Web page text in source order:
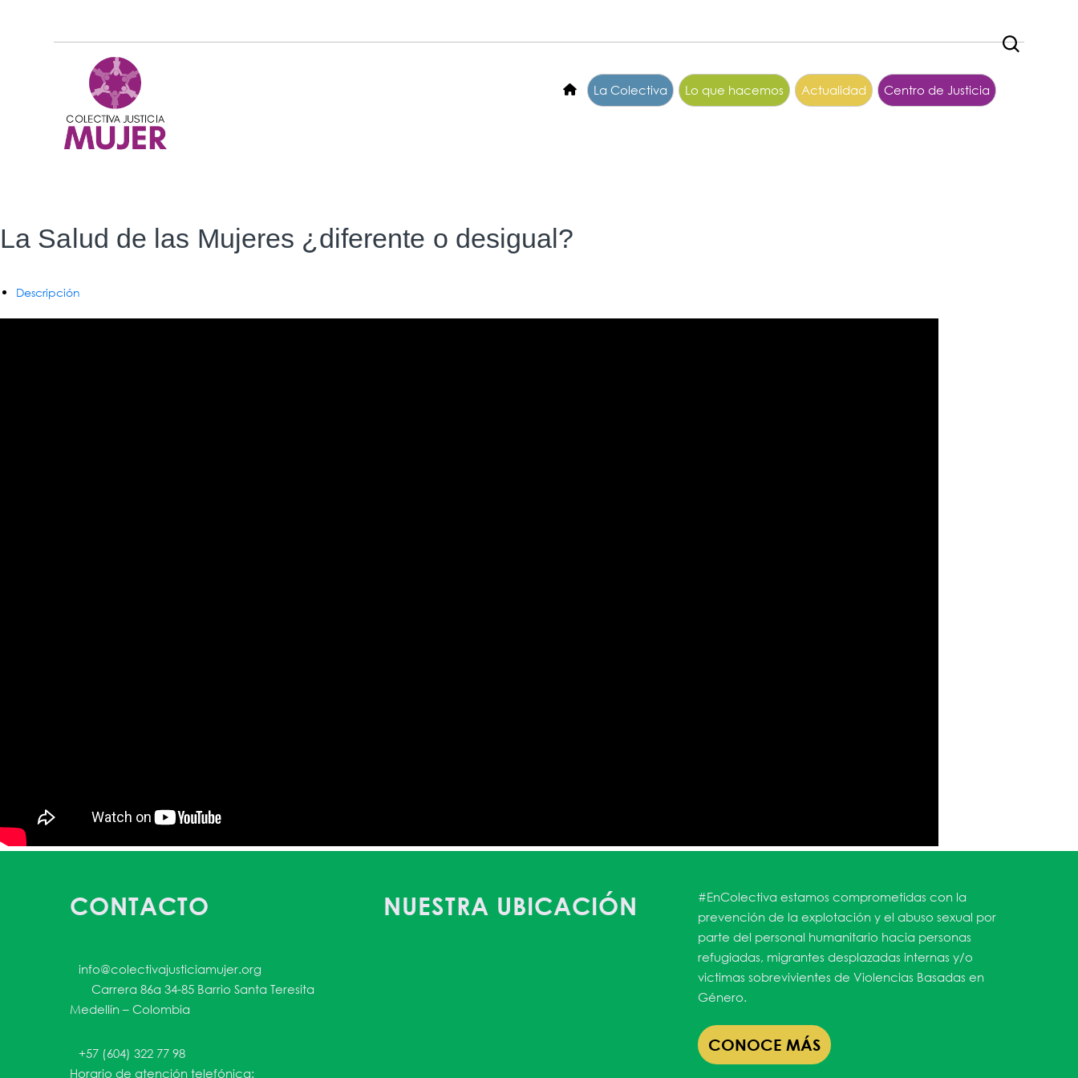
La Colectiva Lo que hacemos Actualidad Centro de Justicia
La Salud de las Mujeres ¿diferente o desigual?
Descripción
CONTACTO
info@colectivajusticiamujer.org
Carrera 86a 34-85 Barrio Santa Teresita
Medellín – Colombia
+57 (604) 322 77 98
Horario de atención telefónica:
NUESTRA UBICACIÓN
#EnColectiva estamos comprometidas con la
prevención de la explotación y el abuso sexual por
parte del personal humanitario hacia personas
refugiadas, migrantes desplazadas internas y/o
victimas sobrevivientes de Violencias Basadas en
Género.
CONOCE MÁS